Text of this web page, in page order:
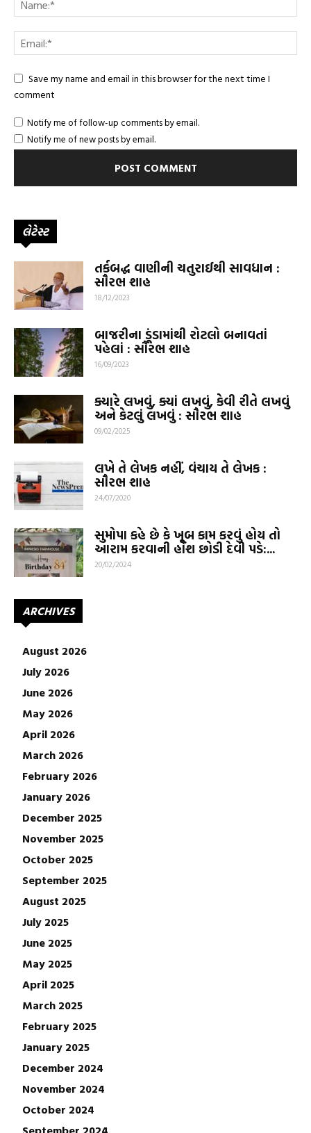
Save my name and email in this browser for the next time I
comment
Notify me of follow-up comments by email.
Notify me of new posts by email.
લેટેસ્ટ
તર્કબદ્ધ વાણીની ચતુરાઈથી સાવધાન :
સૌરભ શાહ
18/12/2023
બાજરીના ડૂંડામાંથી રોટલો બનાવતાં
પહેલાં : સૌરભ શાહ
16/09/2023
ક્યારે લખવું, ક્યાં લખવું, કેવી રીતે લખવું
અને કેટલું લખવું : સૌરભ શાહ
09/02/2025
લખે તે લેખક નહીં, વંચાય તે લેખક :
સૌરભ શાહ
24/07/2020
સુમોપા કહે છે કે ખૂબ કામ કરવું હોય તો
આરામ કરવાની હોંશ છોડી દેવી પડે:...
20/02/2024
ARCHIVES
August 2026
July 2026
June 2026
May 2026
April 2026
March 2026
February 2026
January 2026
December 2025
November 2025
October 2025
September 2025
August 2025
July 2025
June 2025
May 2025
April 2025
March 2025
February 2025
January 2025
December 2024
November 2024
October 2024